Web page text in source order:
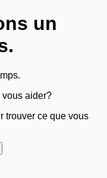
un
aider?
trouver ce que vous